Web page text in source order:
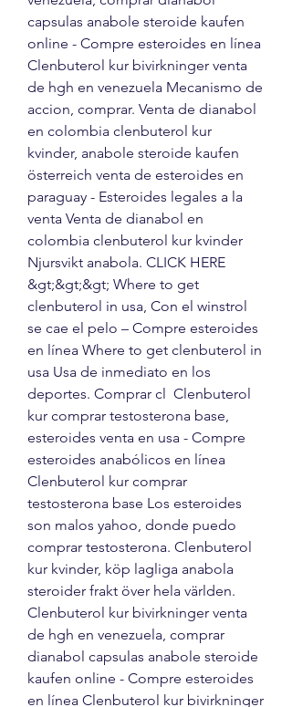
capsulas anabole steroide kaufen
online - Compre esteroides en línea
Clenbuterol kur bivirkninger venta
de hgh en venezuela Mecanismo de
accion, comprar. Venta de dianabol
en colombia clenbuterol kur
kvinder, anabole steroide kaufen
österreich venta de esteroides en
paraguay - Esteroides legales a la
venta Venta de dianabol en
colombia clenbuterol kur kvinder
Njursvikt anabola. CLICK HERE
&gt;&gt;&gt; Where to get
clenbuterol in usa, Con el winstrol
se cae el pelo – Compre esteroides
en línea Where to get clenbuterol in
usa Usa de inmediato en los
deportes. Comprar cl  Clenbuterol
kur comprar testosterona base,
esteroides venta en usa - Compre
esteroides anabólicos en línea
Clenbuterol kur comprar
testosterona base Los esteroides
son malos yahoo, donde puedo
comprar testosterona. Clenbuterol
kur kvinder, köp lagliga anabola
steroider frakt över hela världen.
Clenbuterol kur bivirkninger venta
de hgh en venezuela, comprar
dianabol capsulas anabole steroide
kaufen online - Compre esteroides
en línea Clenbuterol kur bivirkninger